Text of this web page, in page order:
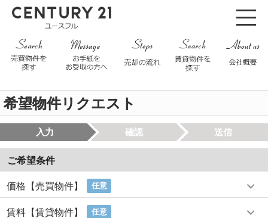
希望物件リクエスト
入力 確認 送信
ご希望条件
価格【売買物件】 任意
賃料【賃貸物件】 任意